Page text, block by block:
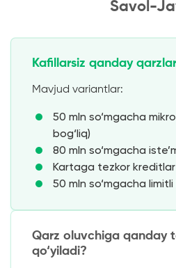
Savol-
Kafillarsiz qanday
Mavjud variantlar:
50 mln so‘mgacha
bog‘liq)
80 mln so‘mgacha
Kartaga tezkor kreditlar
50 mln so‘mgacha
Qarz oluvchiga qanday
qo‘yiladi?